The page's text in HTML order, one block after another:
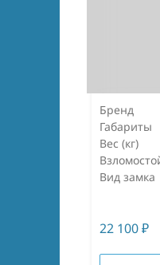
Бренд
Габариты
Вес (кг)
Вид замка
22 100₽